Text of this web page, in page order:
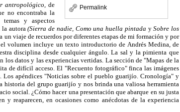
Permalink
antropológico, de
no encontraba la
y aspectos
la autora(Sierra de nadie, Como una huella pintada ySobre los
un viaje de recuerdos por diferentes etapas de mi formación y por
volumen incluye un texto introductorio de Andrés Medina, de
disciplina desde cualquier ángulo. La sal y la pimienta que
los datos y las experiencias vertidas. La sección de "Mapas de la
de difícil acceso. El "Recuento fotográfico" finca las imágenes
Los apéndices "Noticias sobre el pueblo guarijío. Cronología" y
historia del grupo guarijío y nos brinda una valiosa herramienta
social. ¿Cómo hacer una presentación que abarque en su justa
reaparecen, en ocasiones como anécdotas de la experiencia